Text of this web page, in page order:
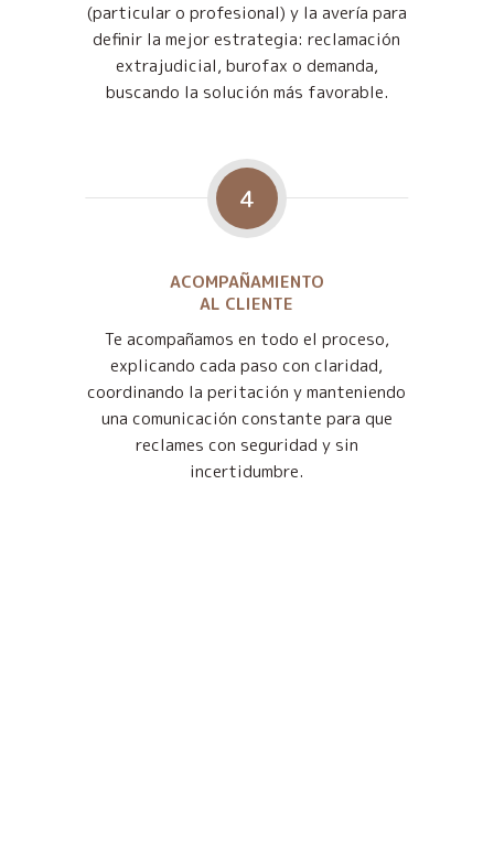
(particular o profesional) y la avería para
definir la mejor estrategia: reclamación
extrajudicial, burofax o demanda,
buscando la solución más favorable.
4
ACOMPAÑAMIENTO
AL CLIENTE
Te acompañamos en todo el proceso,
explicando cada paso con claridad,
coordinando la peritación y manteniendo
una comunicación constante para que
reclames con seguridad y sin
incertidumbre.